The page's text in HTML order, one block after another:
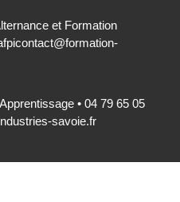
et Formation
• 04 79 65 05
savoie.fr